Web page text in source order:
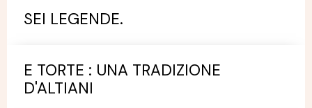
SEI LEGENDE.
E TORTE : UNA TRADIZIONE
D'ALTIANI